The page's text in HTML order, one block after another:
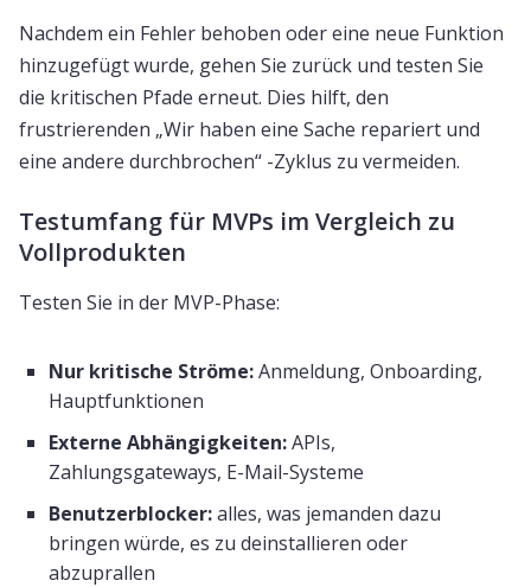
Nachdem ein Fehler behoben oder eine neue Funktion
hinzugefügt wurde, gehen Sie zurück und testen Sie
die kritischen Pfade erneut. Dies hilft, den
frustrierenden „Wir haben eine Sache repariert und
eine andere durchbrochen“ -Zyklus zu vermeiden.
Testumfang für MVPs im Vergleich zu
Vollprodukten
Testen Sie in der MVP-Phase:
Nur kritische Ströme:Anmeldung, Onboarding,
Hauptfunktionen
Externe Abhängigkeiten:APIs,
Zahlungsgateways, E-Mail-Systeme
Benutzerblocker:alles, was jemanden dazu
bringen würde, es zu deinstallieren oder
abzuprallen